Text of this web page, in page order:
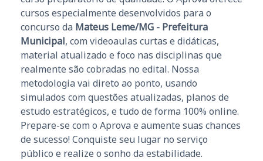
cursos especialmente desenvolvidos para o
concurso da Mateus Leme/MG - Prefeitura
Municipal, com videoaulas curtas e didáticas,
material atualizado e foco nas disciplinas que
realmente são cobradas no edital. Nossa
metodologia vai direto ao ponto, usando
simulados com questões atualizadas, planos de
estudo estratégicos, e tudo de forma 100% online.
Prepare-se com o Aprova e aumente suas chances
de sucesso! Conquiste seu lugar no serviço
público e realize o sonho da estabilidade.